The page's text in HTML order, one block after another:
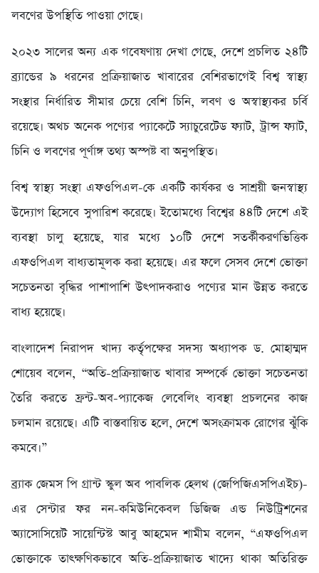
লবণের উপস্থিতি পাওয়া গেছে।
২০২৩ সালের অন্য এক গবেষণায় দেখা গেছে, দেশে প্রচলিত ২৪টি
ব্র্যান্ডের ৯ ধরনের প্রক্রিয়াজাত খাবারের বেশিরভাগেই বিশ্ব স্বাস্থ্য
সংস্থার নির্ধারিত সীমার চেয়ে বেশি চিনি, লবণ ও অস্বাস্থ্যকর চর্বি
রয়েছে। অথচ অনেক পণ্যের প্যাকেটে স্যাচুরেটেড ফ্যাট, ট্রান্স ফ্যাট,
চিনি ও লবণের পূর্ণাঙ্গ তথ্য অস্পষ্ট বা অনুপস্থিত।
বিশ্ব স্বাস্থ্য সংস্থা এফওপিএল-কে একটি কার্যকর ও সাশ্রয়ী জনস্বাস্থ্য
উদ্যোগ হিসেবে সুপারিশ করেছে। ইতোমধ্যে বিশ্বের ৪৪টি দেশে এই
ব্যবস্থা চালু হয়েছে, যার মধ্যে ১০টি দেশে সতর্কীকরণভিত্তিক
এফওপিএল বাধ্যতামূলক করা হয়েছে। এর ফলে সেসব দেশে ভোক্তা
সচেতনতা বৃদ্ধির পাশাপাশি উৎপাদকরাও পণ্যের মান উন্নত করতে
বাধ্য হয়েছে।
বাংলাদেশ নিরাপদ খাদ্য কর্তৃপক্ষের সদস্য অধ্যাপক ড. মোহাম্মদ
শোয়েব বলেন, “অতি-প্রক্রিয়াজাত খাবার সম্পর্কে ভোক্তা সচেতনতা
তৈরি করতে ফ্রন্ট-অব-প্যাকেজ লেবেলিং ব্যবস্থা প্রচলনের কাজ
চলমান রয়েছে। এটি বাস্তবায়িত হলে, দেশে অসংক্রামক রোগের ঝুঁকি
কমবে।”
ব্র্যাক জেমস পি গ্রান্ট স্কুল অব পাবলিক হেলথ (জেপিজিএসপিএইচ)-
এর সেন্টার ফর নন-কমিউনিকেবল ডিজিজ এন্ড নিউট্রিশনের
অ্যাসোসিয়েট সায়েন্টিস্ট আবু আহমেদ শামীম বলেন, “এফওপিএল
ভোক্তাকে তাৎক্ষণিকভাবে অতি-প্রক্রিয়াজাত খাদ্যে থাকা অতিরিক্ত